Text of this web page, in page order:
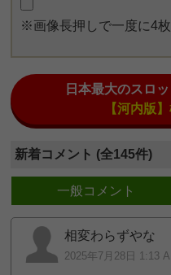
※画像長押しで一度に4
日本最大のスロ
【河内版
新着コメント (全145件)
一般コメント
相変わらずやな
2025年7月28日 1:13